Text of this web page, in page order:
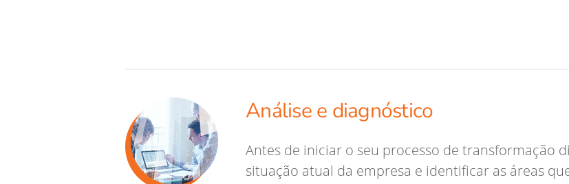
Análise e diagnóstico
Antes de iniciar o seu processo de transformação
situação atual da empresa e identificar as áreas